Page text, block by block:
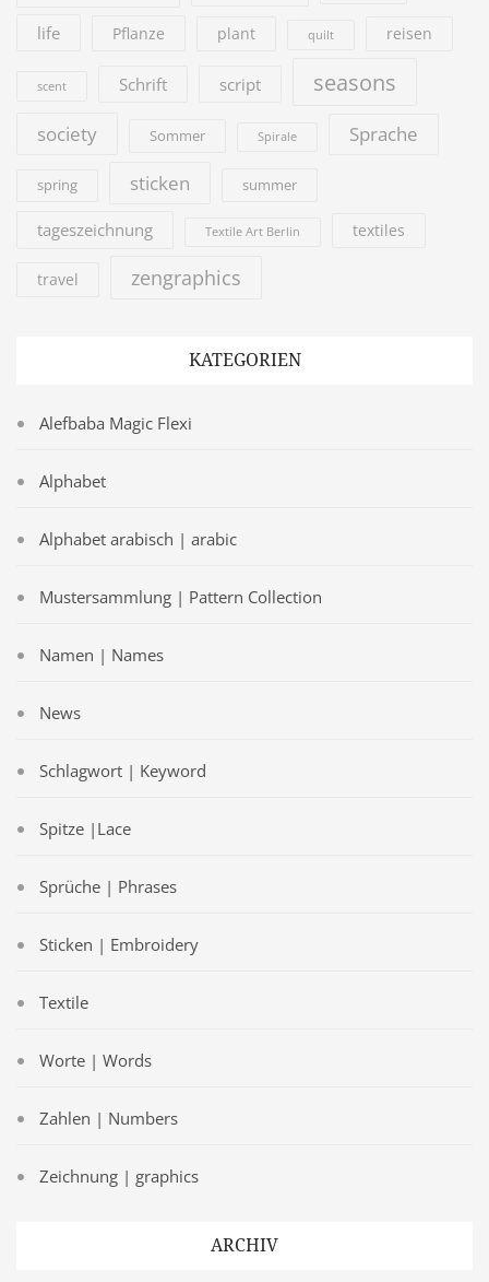
life Pflanze plant quilt reisen
scent Schrift script seasons
society Sommer Spirale Sprache
spring sticken summer
tageszeichnung Textile Art Berlin textiles
travel zengraphics
KATEGORIEN
Alefbaba Magic Flexi
Alphabet
Alphabet arabisch | arabic
Mustersammlung | Pattern Collection
Namen | Names
News
Schlagwort | Keyword
Spitze |Lace
Sprüche | Phrases
Sticken | Embroidery
Textile
Worte | Words
Zahlen | Numbers
Zeichnung | graphics
ARCHIV